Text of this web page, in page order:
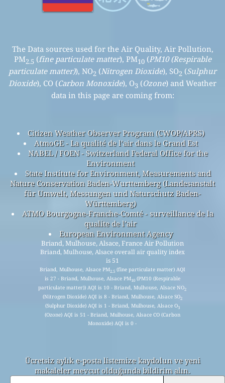
The Data sources used for the Air Quality, Air Pollution,
PM2.5 (fine particulate matter), PM10(PM10 (Respirable
particulate matter)), NO2 (Nitrogen Dioxide), SO2 (Sulphur
Dioxide), CO (Carbon Monoxide), O3 (Ozone) and Weather
data in this page are coming from:
Citizen Weather Observer Program (CWOP/APRS)
AtmoGE - La qualité de l’air dans le Grand Est
NABEL / FOEN - Switzerland Federal Office for the
Environment
State Institute for Environment, Measurements and
Nature Conservation Baden-Wurttemberg (Landesanstalt
für Umwelt, Messungen und Naturschutz Baden-
Württemberg)
ATMO Bourgogne-Franche-Comté - surveillance de la
qualite de l’air
European Environment Agency
Briand, Mulhouse, Alsace, France Air Pollution
Briand, Mulhouse, Alsace overall air quality index
is 51
Briand, Mulhouse, Alsace PM2.5(fine particulate matter) AQI
is 27 - Briand, Mulhouse, Alsace PM10(PM10 (Respirable
particulate matter)) AQI is 10 - Briand, Mulhouse, Alsace NO2
(Nitrogen Dioxide) AQI is 8 - Briand, Mulhouse, Alsace SO2
(Sulphur Dioxide) AQI is 1 - Briand, Mulhouse, Alsace O3
(Ozone) AQI is 51 - Briand, Mulhouse, Alsace CO (Carbon
Monoxide) AQI is 0 -
Ücretsiz aylık e-posta listemize kaydolun ve yeni
makaleler mevcut olduğunda bildirim alın.